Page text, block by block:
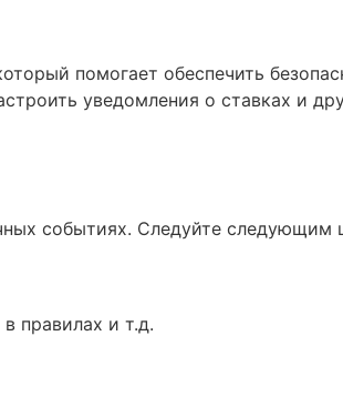
помогает обеспечить
уведомления о ставках и
событиях. Следуйте следующим
правилах и т.д.